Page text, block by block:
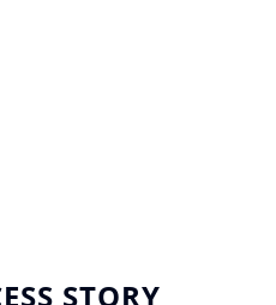
STORY